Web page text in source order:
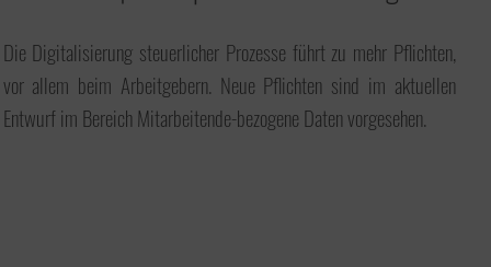
Ausbildung
Wir bilden im Fachbereich
Steuerfachangestellte aus. Die
Ausbildung zur Steuerfachangestellten
Die Digitalisierung steuerlicher Prozesse führt zu mehr Pflichten,
vor allem beim Arbeitgebern. Neue Pflichten sind im aktuellen
Entwurf im Bereich Mitarbeitende-bezogene Daten vorgesehen.